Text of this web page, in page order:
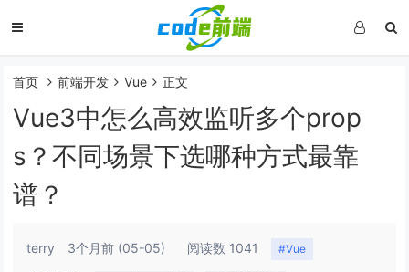
首页 前端开发 Vue 正文
Vue3中怎么高效监听多个prop
s？不同场景下选哪种方式最靠
谱？
terry 3个月前 (05-05) 阅读数 1041 #Vue